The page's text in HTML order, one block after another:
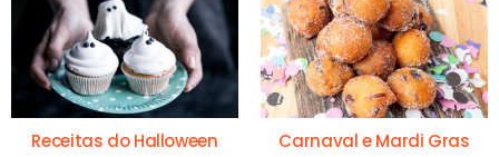
Receitas do Halloween Carnaval e Mardi Gras